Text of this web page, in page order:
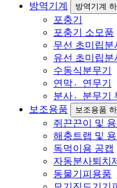
방역기계
방역기계
포충기
포충기 소모품
무선 초미립분
유선 초미립분
수동식분무기
연막연〮무기
분사분〮무기
보조용품
보조용품
쥐끈끈이 및
해충트랩 및
독먹이용 공캡
자동분사퇴치
동물기피용품